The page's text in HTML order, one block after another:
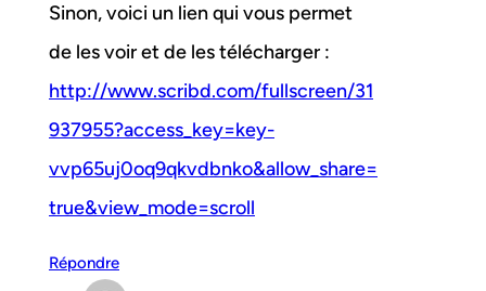
Sinon, voici un lien qui vous permet
de les voir et de les télécharger :
http://www.scribd.com/fullscreen/31
937955?access_key=key-
vvp65uj0oq9qkvdbnko&allow_share=
true&view_mode=scroll
Répondre